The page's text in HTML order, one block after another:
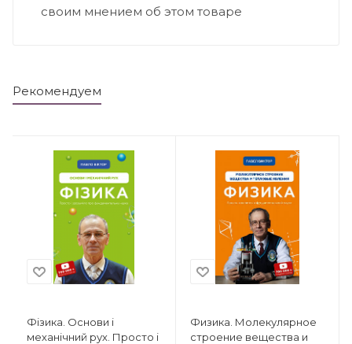
своим мнением об этом товаре
Рекомендуем
Фізика. Основи і
механічний рух. Просто і
Физика. Молекулярное
строение вещества и